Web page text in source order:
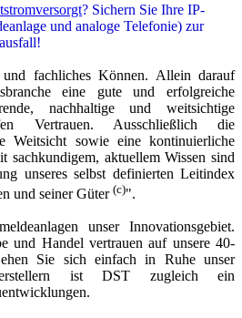
? Sichern Sie Ihre IP-
und analoge Telefonie) zur
und fachliches Können. Allein darauf
eine gute und erfolgreiche
nachhaltige und weitsichtige
Vertrauen. Ausschließlich die
Weitsicht sowie eine kontinuierliche
sachkundigem, aktuellem Wissen sind
unseres selbst definierten Leitindex
und seiner Güter (c)".
unser Innovationsgebiet.
und Handel vertrauen auf unsere 40-
Sie sich einfach in Ruhe unser
ist DST zugleich ein